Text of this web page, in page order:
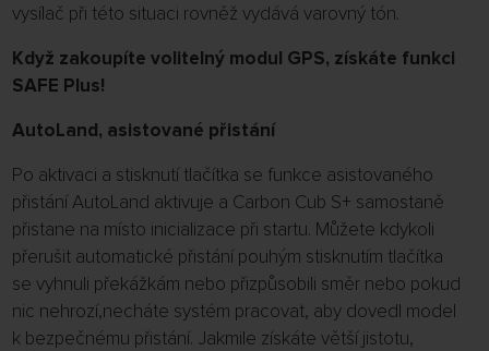
vysílač při této situaci rovněž vydává varovný tón.
Když zakoupíte volitelný modul GPS, získáte funkci
SAFE Plus!
AutoLand, asistované přistání
Po aktivaci a stisknutí tlačítka se funkce asistovaného
přistání AutoLand aktivuje a Carbon Cub S+ samostaně
přistane na místo inicializace při startu. Můžete kdykoli
přerušit automatické přistání pouhým stisknutím tlačítka
se vyhnuli překážkám nebo přizpůsobili směr nebo pokud
nic nehrozí,necháte systém pracovat, aby dovedl model
k bezpečnému přistání. Jakmile získáte větší jistotu,